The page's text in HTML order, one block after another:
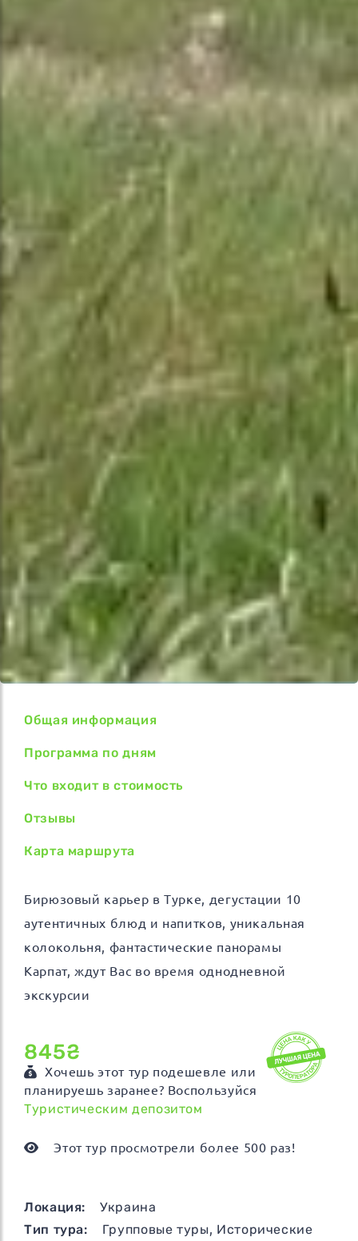
Общая информация
Программа по дням
Что входит в стоимость
Отзывы
Карта маршрута
Бирюзовый карьер в Турке, дегустации 10
аутентичных блюд и напитков, уникальная
колокольня, фантастические панорамы
Карпат, ждут Вас во время однодневной
экскурсии
845₴
Хочешь этот тур подешевле или
планируешь заранее? Воспользуйся
Туристическим депозитом
Этот тур просмотрели более 500 раз!
Локация:
Украина
Тип тура:
Групповые туры, Исторические